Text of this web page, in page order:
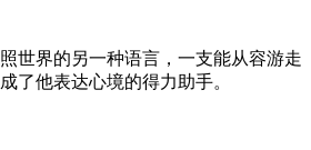
世界的另一种语言，一支能从容游走
了他表达心境的得力助手。